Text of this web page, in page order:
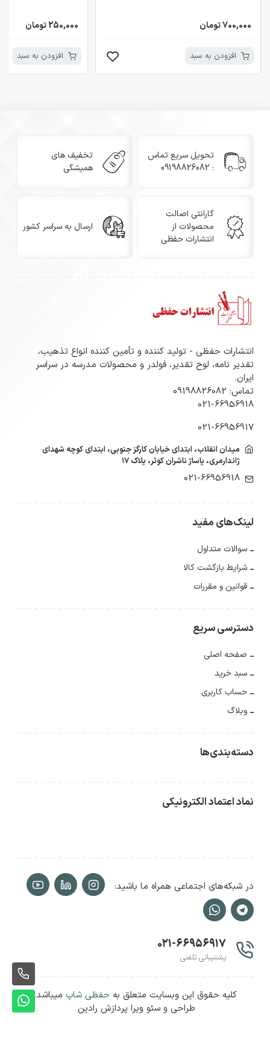
700,000 تومان
افزودن به سبد
250,000 تومان
افزودن به سبد
تحویل سریع تماس
: 09198826082
تخفیف های
همیشگی
گارانتی اصالت
محصولات از
انتشارات حفظی
ارسال به سراسر کشور
انتشارات حفظی - تولید کننده و تأمین کننده انواع تذهیب،
تقدیر نامه، لوح تقدیر، فولدر و محصولات مدرسه در سراسر
ایران.
تماس: 09198826082
021-66956918
021-66956917
میدان انقلاب، ابتدای خیابان کارگز جنوبی، ابتدای کوچه شهدای
ژاندارمری، پاساژ ناشران کوثر، پلاک ۱۷
021-66956918
لینک‌های مفید
سوالات متداول
شرایط بازگشت کالا
قوانین و مقررات
دسترسی سریع
صفحه اصلی
سبد خرید
حساب کاربری
وبلاگ
دسته‌بندی‌ها
نماد اعتماد الکترونیکی
در شبکه‌های اجتماعی همراه ما باشید:
۰۲۱-۶۶۹۵۶۹۱۷
پشتیبانی تلفنی
کلیه حقوق این وبسایت متعلق به حفظی شاپ میباشد.
طراحی و سئو ویرا پردازش رادین